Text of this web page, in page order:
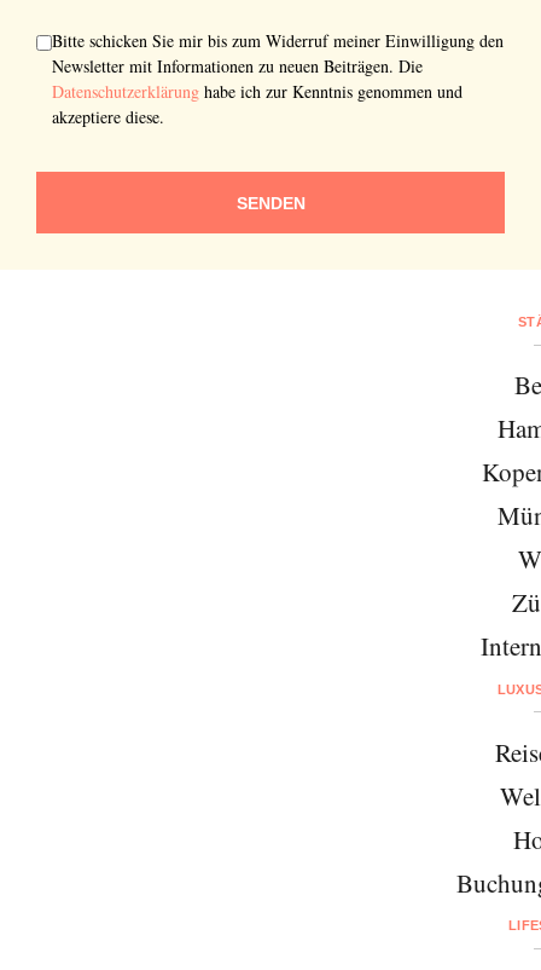
Bitte schicken Sie mir bis zum Widerruf meiner Einwilligung den
Newsletter mit Informationen zu neuen Beiträgen. Die
Datenschutzerklärung habe ich zur Kenntnis genommen und
akzeptiere diese.
SENDEN